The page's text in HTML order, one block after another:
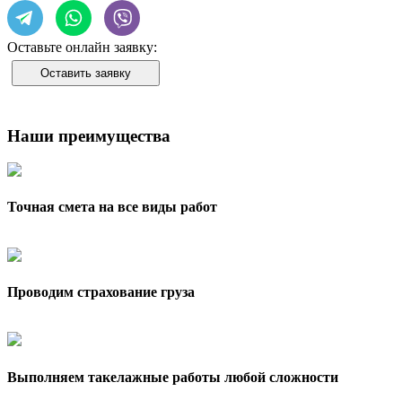
Оставьте онлайн заявку:
Оставить заявку
Наши преимущества
Точная смета на все виды работ
Проводим страхование груза
Выполняем такелажные работы любой сложности